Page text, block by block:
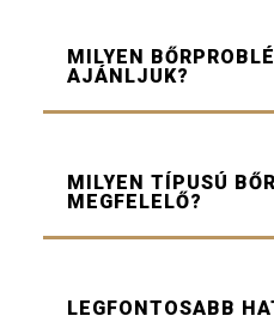
MILYEN
AJÁNLJUK?
MILYEN TÍPUSÚ
MEGFELELŐ?
LEGFONTOSABB